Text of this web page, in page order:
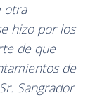
otra
hizo por los
de que
de
Sangrador